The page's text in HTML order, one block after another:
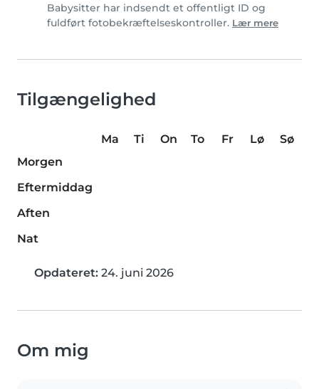
Babysitter har indsendt et offentligt ID og
fuldført fotobekræftelseskontroller. Lær mere
Tilgængelighed
Ma Ti On To Fr Lø
Sø
Morgen
Eftermiddag
Aften
Nat
Opdateret: 24. juni 2026
Om mig